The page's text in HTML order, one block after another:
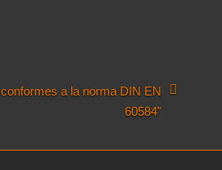
a la norma DIN EN
60584"